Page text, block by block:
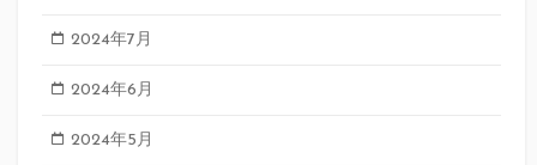
2024年7月
2024年6月
2024年5月